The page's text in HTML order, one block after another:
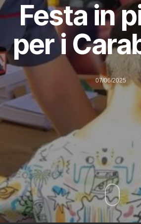
Festa in
per i
07/06/2025